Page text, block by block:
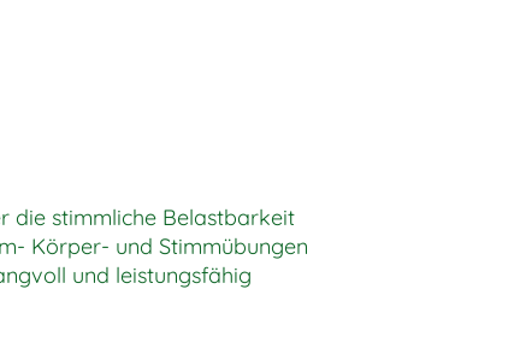
die stimmliche Belastbarkeit
Körper- und Stimmübungen
und leistungsfähig